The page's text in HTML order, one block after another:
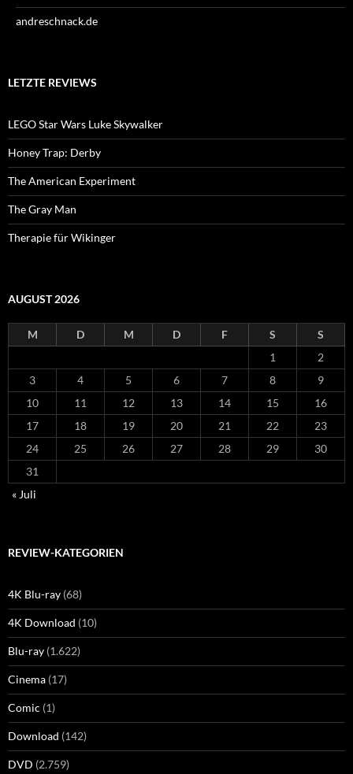
andreschnack.de
LETZTE REVIEWS
LEGO Star Wars Luke Skywalker
Honey Trap: Derby
The American Experiment
The Gray Man
Therapie für Wikinger
AUGUST 2026
M D M D F S
S
1
2
3
4 5 6 7 8
9
10
11 12 13 14 15
16
17
18 19 20 21 22
23
24
25 26 27 28 29
30
31
« Juli
REVIEW-KATEGORIEN
4K Blu-ray (68)
4K Download (10)
Blu-ray (1.622)
Cinema (17)
Comic (1)
Download (142)
DVD (2.759)